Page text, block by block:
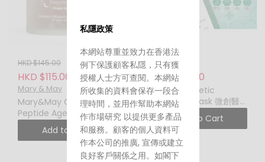
HKD $145.00
HKD $115.00
Mary & May
Mary&May Calendula
Peptide Ageless
Sleeping Mask 110G 金盞
花勝肽無齡晚安面膜
Add to Cart
HKD $125.00
HKD $85.00
VITAL Aesthetic
repairing mask 微創醫
美專屬修復面膜
Add to Cart
私隱政策
本網站尊重並致力在香港法
例下保護顧客私隱，只有獲
授權人士方可查閱。本網站
所收集的資料會保存一段合
理時間，並用作幫助本網站
作市場研究 以提供更多產品
和服務。顧客的個人資料可
作本公司的推廣, 宣傳或建立
良好客戶關係之用。如閣下